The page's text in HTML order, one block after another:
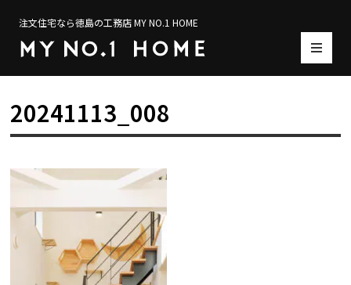
注文住宅なら徳島の工務店 MY NO.1 HOME
20241113_008